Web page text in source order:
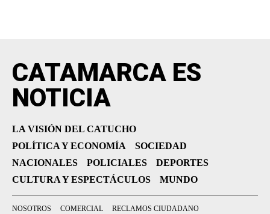
CATAMARCA ES
NOTICIA
LA VISIÓN DEL CATUCHO
POLÍTICA Y ECONOMÍA
SOCIEDAD
NACIONALES
POLICIALES
DEPORTES
CULTURA Y ESPECTÁCULOS
MUNDO
NOSOTROS COMERCIAL RECLAMOS CIUDADANO